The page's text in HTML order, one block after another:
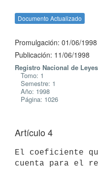
Documento Actualizado
Promulgación: 01/06/1998
Publicación: 11/06/1998
Registro Nacional de
Tomo: 1
Semestre: 1
Año: 1998
Página: 1026
Artículo 4
El coeficiente
cuenta para el